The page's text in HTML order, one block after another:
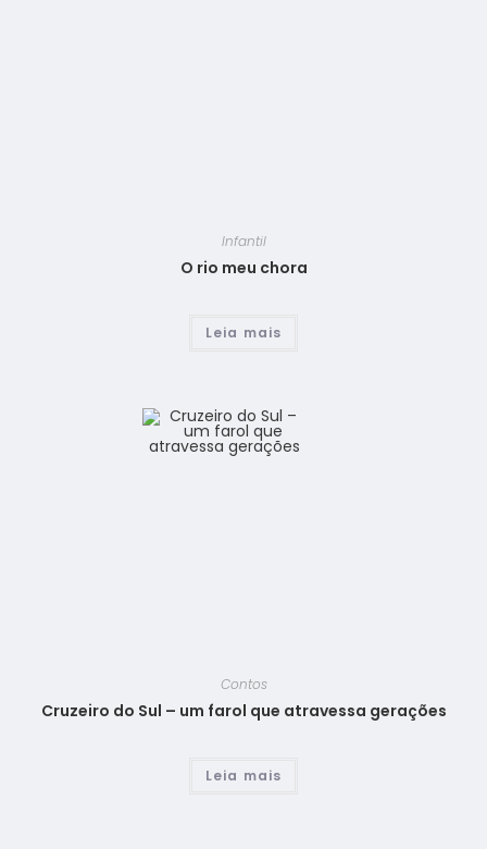
Infantil
O rio meu chora
Leia mais
Contos
Cruzeiro do Sul – um farol que atravessa gerações
Leia mais